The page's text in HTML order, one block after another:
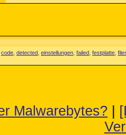
code detected einstellungen failed festplatte
Malwarebytes?